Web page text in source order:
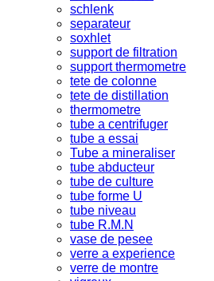
schlenk
separateur
soxhlet
support de filtration
support thermometre
tete de colonne
tete de distillation
thermometre
tube a centrifuger
tube a essai
Tube a mineraliser
tube abducteur
tube de culture
tube forme U
tube niveau
tube R.M.N
vase de pesee
verre a experience
verre de montre